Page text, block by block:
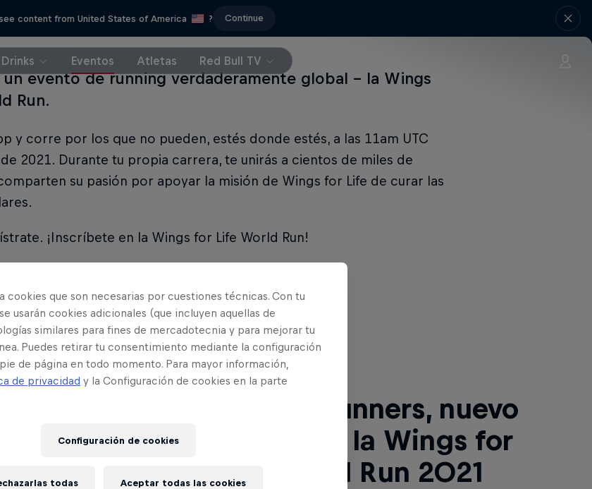
content from United States of America ? Continue
Eventos Atletas Red Bull TV
evento de running verdaderamente global – la Wings
Run.
y corre por los que no pueden, estés donde estés, a las 11am UTC
2021. Durante tu propia carrera, te unirás a cientos de miles de
su pasión por apoyar la misión de Wings for Life de curar las
¡Inscríbete en la Wings for Life World Run!
Lee a continuación
184 236 runners, nuevo
récord en la Wings for
Life World Run 2021
cookies que son necesarias por cuestiones técnicas. Con tu
usarán cookies adicionales (que incluyen aquellas de
similares para fines de mercadotecnia y para mejorar tu
Puedes retirar tu consentimiento mediante la configuración
de página en todo momento. Para mayor información,
de privacidad y la Configuración de cookies en la parte
Configuración de cookies
todas Aceptar todas las cookies